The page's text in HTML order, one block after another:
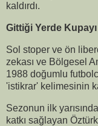
kaldırdı.
Gittiği Yerde Kupayı
Sol stoper ve ön
zekası ve Bölgesel
1988 doğumlu
'istikrar' kelimesinin
Sezonun ilk
katkı sağlayan